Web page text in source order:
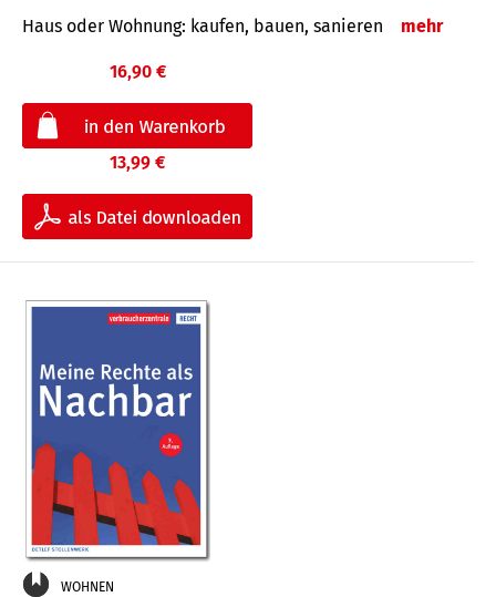
Haus oder Wohnung: kaufen, bauen, sanieren mehr
16,90 €
13,99 €
WOHNEN